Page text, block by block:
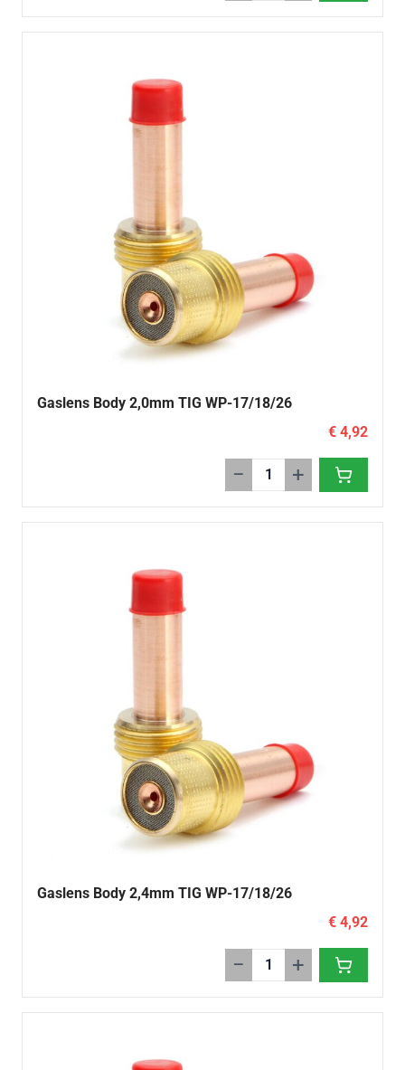
Gaslens Body 2,0mm TIG WP-17/18/26
€ 4,92
− +
Gaslens Body 2,4mm TIG WP-17/18/26
€ 4,92
− +